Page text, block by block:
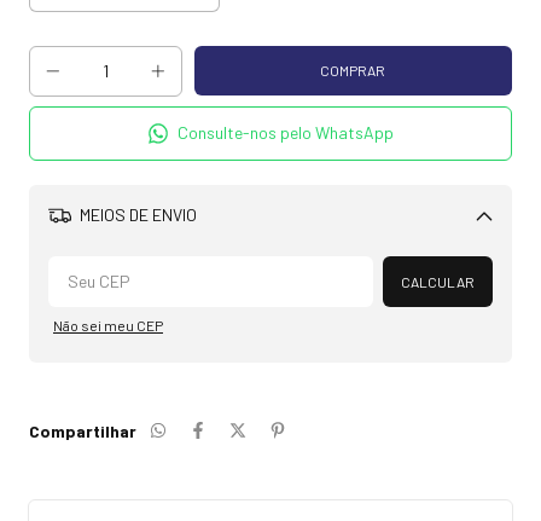
Consulte-nos pelo WhatsApp
MEIOS DE ENVIO
Alterar CEP
CALCULAR
Não sei meu CEP
Compartilhar